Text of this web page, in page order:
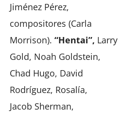
Jiménez Pérez,
compositores (Carla
Morrison). “Hentai”, Larry
Gold, Noah Goldstein,
Chad Hugo, David
Rodríguez, Rosalía,
Jacob Sherman,